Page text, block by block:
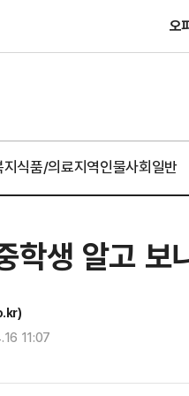
오
식품/의료지역인물사회일반
학생 알고 보
11:07